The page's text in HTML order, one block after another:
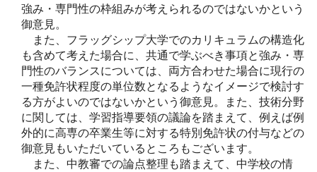
強み・専門性の枠組みが考えられるのではないかという
御意見。
また、フラッグシップ大学でのカリキュラムの構造化
も含めて考えた場合に、共通で学ぶべき事項と強み・専
門性のバランスについては、両方合わせた場合に現行の
一種免許状程度の単位数となるようなイメージで検討す
る方がよいのではないかという御意見。また、技術分野
に関しては、学習指導要領の議論を踏まえて、例えば例
外的に高専の卒業生等に対する特別免許状の付与などの
御意見もいただいているところもございます。
また、中教審での論点整理も踏まえて、中学校の情